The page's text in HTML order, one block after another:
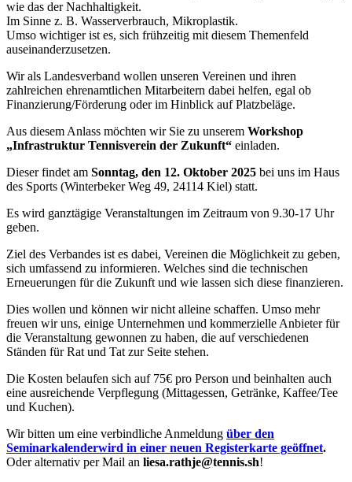
wie das der Nachhaltigkeit.
Im Sinne z. B. Wasserverbrauch, Mikroplastik.
Umso wichtiger ist es, sich frühzeitig mit diesem Themenfeld
auseinanderzusetzen.
Wir als Landesverband wollen unseren Vereinen und ihren
zahlreichen ehrenamtlichen Mitarbeitern dabei helfen, egal ob
Finanzierung/Förderung oder im Hinblick auf Platzbeläge.
Aus diesem Anlass möchten wir Sie zu unserem Workshop
„Infrastruktur Tennisverein der Zukunft“ einladen.
Dieser findet am Sonntag, den 12. Oktober 2025 bei uns im Haus
des Sports (Winterbeker Weg 49, 24114 Kiel) statt.
Es wird ganztägige Veranstaltungen im Zeitraum von 9.30-17 Uhr
geben.
Ziel des Verbandes ist es dabei, Vereinen die Möglichkeit zu geben,
sich umfassend zu informieren. Welches sind die technischen
Erneuerungen für die Zukunft und wie lassen sich diese finanzieren.
Dies wollen und können wir nicht alleine schaffen. Umso mehr
freuen wir uns, einige Unternehmen und kommerzielle Anbieter für
die Veranstaltung gewonnen zu haben, die auf verschiedenen
Ständen für Rat und Tat zur Seite stehen.
Die Kosten belaufen sich auf 75€ pro Person und beinhalten auch
eine ausreichende Verpflegung (Mittagessen, Getränke, Kaffee/Tee
und Kuchen).
Wir bitten um eine verbindliche Anmeldung über den
Seminarkalenderwird in einer neuen Registerkarte geöffnet.
Oder alternativ per Mail an liesa.rathje@tennis.sh!